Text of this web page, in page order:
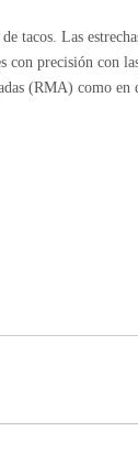
tacos. Las
con precisión con
(RMA) como en